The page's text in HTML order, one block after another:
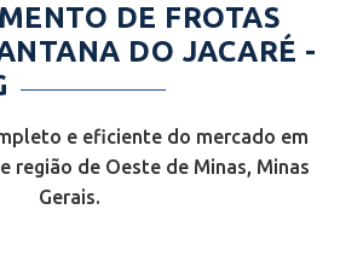
DE FROTAS
DO JACARÉ -
e eficiente do mercado em
região de Oeste de Minas, Minas
Gerais.